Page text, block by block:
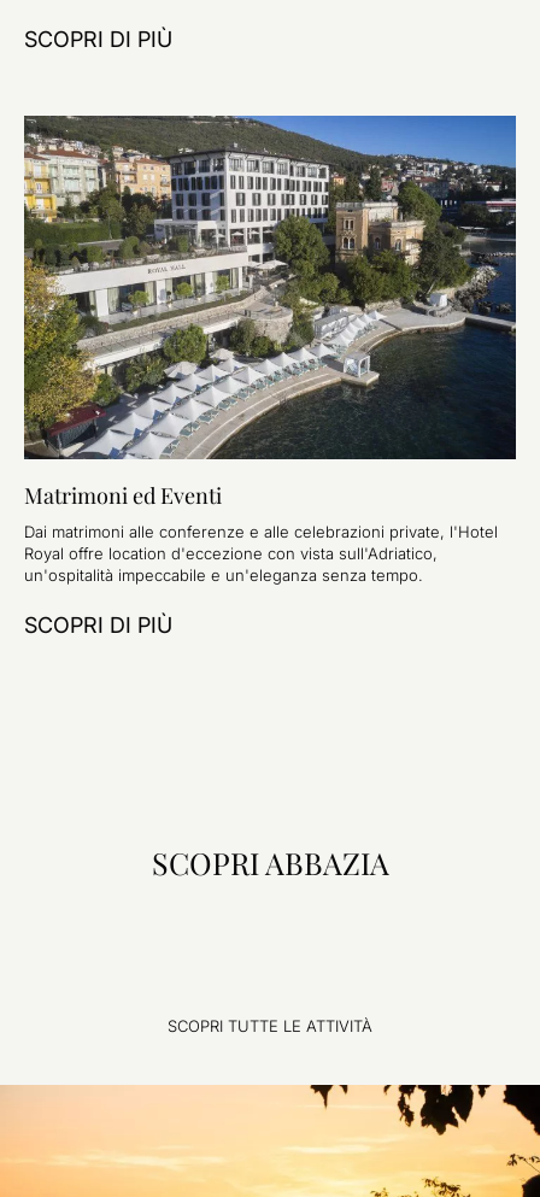
SCOPRI DI PIÙ
Matrimoni ed Eventi
Dai matrimoni alle conferenze e alle celebrazioni private, l'Hotel
Royal offre location d'eccezione con vista sull'Adriatico,
un'ospitalità impeccabile e un'eleganza senza tempo.
SCOPRI DI PIÙ
SCOPRI ABBAZIA
SCOPRI TUTTE LE ATTIVITÀ